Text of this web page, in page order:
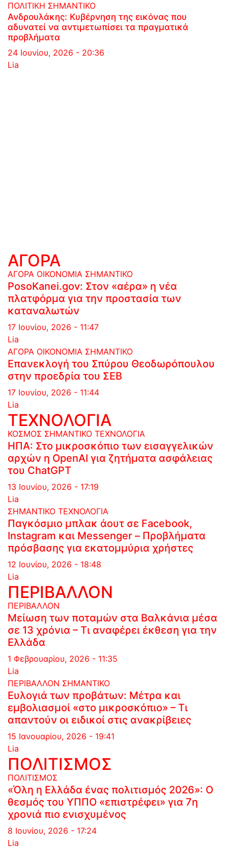
ΠΟΛΙΤΙΚΗ ΣΗΜΑΝΤΙΚΟ
Ανδρουλάκης: Κυβέρνηση της εικόνας που
αδυνατεί να αντιμετωπίσει τα πραγματικά
προβλήματα
24 Ιουνίου, 2026 - 20:36
Lia
ΑΓΟΡΑ
ΑΓΟΡΑ ΟΙΚΟΝΟΜΙΑ ΣΗΜΑΝΤΙΚΟ
PosoKanei.gov: Στον «αέρα» η νέα
πλατφόρμα για την προστασία των
καταναλωτών
17 Ιουνίου, 2026 - 11:47
Lia
ΑΓΟΡΑ ΟΙΚΟΝΟΜΙΑ ΣΗΜΑΝΤΙΚΟ
Επανεκλογή του Σπύρου Θεοδωρόπουλου
στην προεδρία του ΣΕΒ
17 Ιουνίου, 2026 - 11:44
Lia
ΤΕΧΝΟΛΟΓΙΑ
ΚΟΣΜΟΣ ΣΗΜΑΝΤΙΚΟ ΤΕΧΝΟΛΟΓΙΑ
ΗΠΑ: Στο μικροσκόπιο των εισαγγελικών
αρχών η OpenAI για ζητήματα ασφάλειας
του ChatGPT
13 Ιουνίου, 2026 - 17:19
Lia
ΣΗΜΑΝΤΙΚΟ ΤΕΧΝΟΛΟΓΙΑ
Παγκόσμιο μπλακ άουτ σε Facebook,
Instagram και Messenger – Προβλήματα
πρόσβασης για εκατομμύρια χρήστες
12 Ιουνίου, 2026 - 18:48
Lia
ΠΕΡΙΒΑΛΛΟΝ
ΠΕΡΙΒΑΛΛΟΝ
Μείωση των ποταμών στα Βαλκάνια μέσα
σε 13 χρόνια – Τι αναφέρει έκθεση για την
Ελλάδα
1 Φεβρουαρίου, 2026 - 11:35
Lia
ΠΕΡΙΒΑΛΛΟΝ ΣΗΜΑΝΤΙΚΟ
Ευλογιά των προβάτων: Μέτρα και
εμβολιασμοί «στο μικροσκόπιο» – Τι
απαντούν οι ειδικοί στις ανακρίβειες
15 Ιανουαρίου, 2026 - 19:41
Lia
ΠΟΛΙΤΙΣΜΟΣ
ΠΟΛΙΤΙΣΜΟΣ
«Όλη η Ελλάδα ένας πολιτισμός 2026»: Ο
θεσμός του ΥΠΠΟ «επιστρέφει» για 7η
χρονιά πιο ενισχυμένος
8 Ιουνίου, 2026 - 17:24
Lia